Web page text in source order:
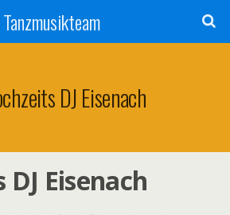
Tanzmusikteam
DJ Eisenach
Eisenach